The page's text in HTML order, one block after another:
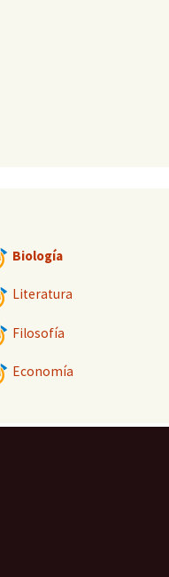
Biología
Literatura
Filosofía
Economía